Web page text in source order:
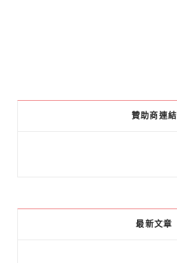
贊助商連結
最新文章